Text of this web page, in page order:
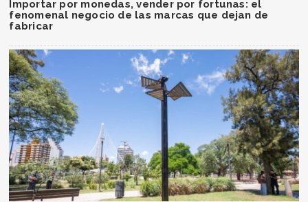
Importar por monedas, vender por fortunas: el
fenomenal negocio de las marcas que dejan de
fabricar